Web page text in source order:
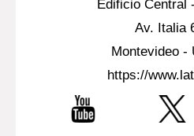
Edificio Central
Av. Italia
Montevideo -
https://